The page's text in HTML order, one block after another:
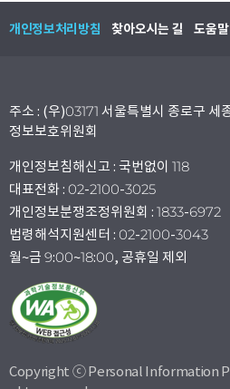
개인정보처리방침 찾아오시는 길 도움말
주소 : (우)03171 서울특별시 종로구 세
정보보호위원회
개인정보침해신고 : 국번없이 118
대표전화 : 02-2100-3025
개인정보분쟁조정위원회 : 1833-6972
법령해석지원센터 : 02-2100-3043
월~금 9:00~18:00, 공휴일 제외
Copyright ⓒ Personal Information